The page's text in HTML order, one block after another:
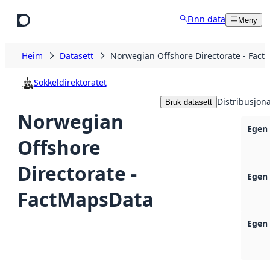
Finn data Meny
Heim Datasett Norwegian Offshore Directorate -
Sokkeldirektoratet
Norwegian
Offshore
Directorate -
FactMapsData
Bruk datasett